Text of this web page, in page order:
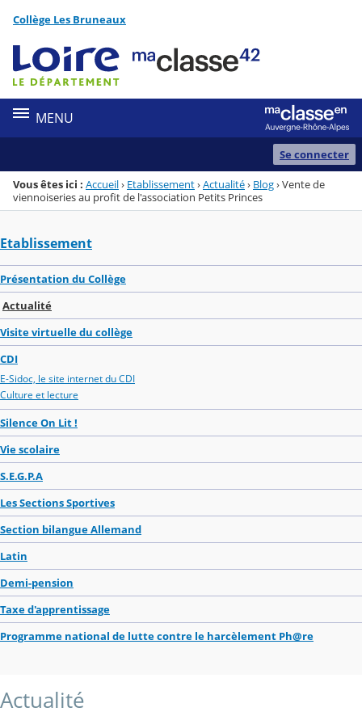
Menu de la rubrique
Contenu
Collège Les Bruneaux
MENU
Se connecter
Vous êtes ici : Accueil› Etablissement›Actualité› Blog›Vente de
viennoiseries au profit de l'association Petits Princes
Etablissement
Présentation du Collège
Actualité
Visite virtuelle du collège
CDI
E-Sidoc, le site internet du CDI
Culture et lecture
Silence On Lit !
Vie scolaire
S.E.G.P.A
Les Sections Sportives
Section bilangue Allemand
Latin
Demi-pension
Taxe d'apprentissage
Programme national de lutte contre le harcèlement Ph@re
Actualité